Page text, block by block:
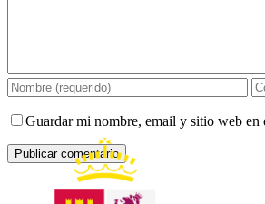
Guardar mi nombre, email y sitio web en